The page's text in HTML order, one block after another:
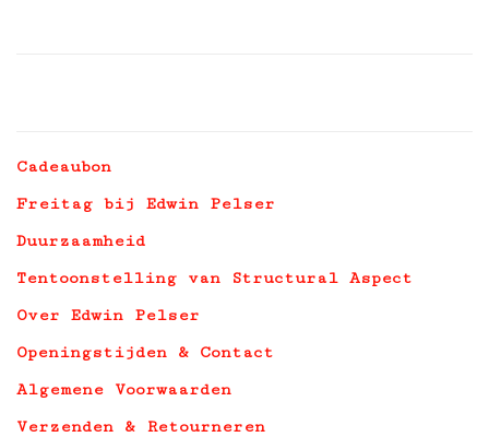
Cadeaubon
Freitag bij Edwin Pelser
Duurzaamheid
Tentoonstelling van Structural Aspect
Over Edwin Pelser
Openingstijden & Contact
Algemene Voorwaarden
Verzenden & Retourneren